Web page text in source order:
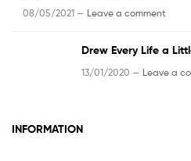
08/05/2021 — Leave a comment
Drew Every Life a
13/01/2020 — Leave a
INFORMATION